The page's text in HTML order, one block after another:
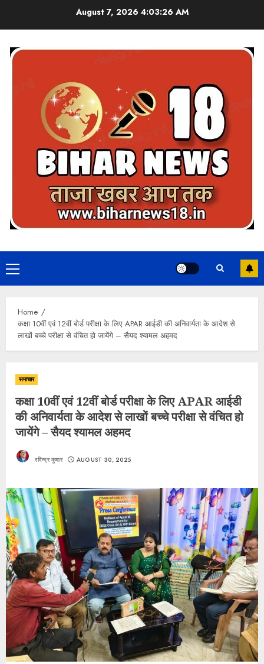
August 7, 2026 4:03:28 AM
Primary
Menu
Home
कक्षा 10वीं एवं 12वीं बोर्ड परीक्षा के लिए APAR आईडी की अनिवार्यता के आदेश से
लाखों बच्चे परीक्षा से वंचित हो जायेंगे – सैयद श्यामल अहमद
समाचार
कक्षा 10वीं एवं 12वीं बोर्ड परीक्षा के लिए APAR आईडी
की अनिवार्यता के आदेश से लाखों बच्चे परीक्षा से वंचित हो
जायेंगे – सैयद श्यामल अहमद
रविन्द्र कुमार AUGUST 30, 2025